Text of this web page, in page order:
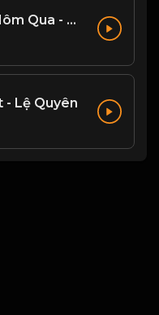
Cô Gái Đến Từ Hôm Qua - Mỹ Tâm
- Lệ Quyên